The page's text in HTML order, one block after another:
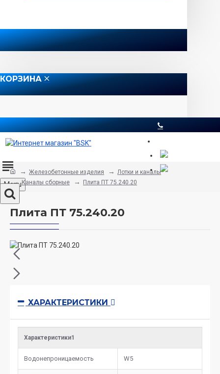
КОРЗИНА
Menu
Железобетонные изделия
Лотки и каналы
Каналы сборные
Плита ПТ 75.240.20
Плита ПТ 75.240.20
ХАРАКТЕРИСТИКИ
Характеристики1
Водонепроницаемость W5